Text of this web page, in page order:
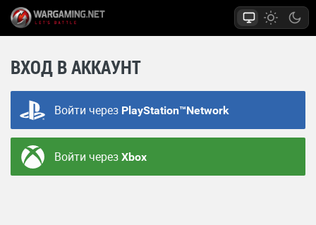
ВХОД В АККАУНТ
Войти через PlayStation™Network
Войти черезXbox